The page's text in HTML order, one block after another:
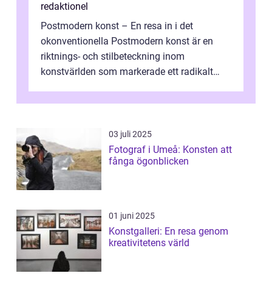
redaktionel
Postmodern konst – En resa in i det
okonventionella Postmodern konst är en
riktnings- och stilbeteckning inom
konstvärlden som markerade ett radikalt
03 juli 2025
Fotograf i Umeå: Konsten att
fånga ögonblicken
01 juni 2025
Konstgalleri: En resa genom
kreativitetens värld